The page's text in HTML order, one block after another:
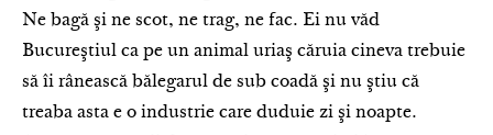
Ne bagă şi ne scot, ne trag, ne fac. Ei nu văd
Bucureştiul ca pe un animal uriaş căruia cineva trebuie
să îi rânească bălegarul de sub coadă şi nu ştiu că
treaba asta e o industrie care duduie zi şi noapte.